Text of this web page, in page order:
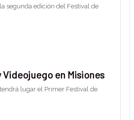
segunda edición del Festival de
en Misiones
lugar el Primer Festival de